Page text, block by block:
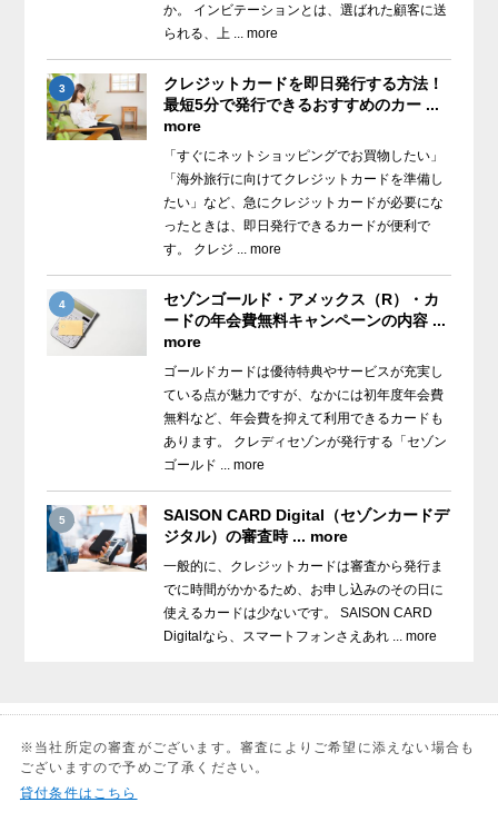
か。 インビテーションとは、選ばれた顧客に送
られる、上 ... more
3
クレジットカードを即日発行する方法！
最短5分で発行できるおすすめのカー ...
more
「すぐにネットショッピングでお買物したい」
「海外旅行に向けてクレジットカードを準備し
たい」など、急にクレジットカードが必要にな
ったときは、即日発行できるカードが便利で
す。 クレジ ... more
4
セゾンゴールド・アメックス（R）・カ
ードの年会費無料キャンペーンの内容 ...
more
ゴールドカードは優待特典やサービスが充実し
ている点が魅力ですが、なかには初年度年会費
無料など、年会費を抑えて利用できるカードも
あります。 クレディセゾンが発行する「セゾン
ゴールド ... more
5
SAISON CARD Digital（セゾンカードデ
ジタル）の審査時 ... more
一般的に、クレジットカードは審査から発行ま
でに時間がかかるため、お申し込みのその日に
使えるカードは少ないです。 SAISON CARD
Digitalなら、スマートフォンさえあれ ... more
※当社所定の審査がございます。審査によりご希望に添えない場合も
ございますので予めご了承ください。
貸付条件はこちら